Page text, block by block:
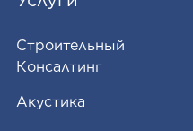
Строительный
Консалтинг
Акустика